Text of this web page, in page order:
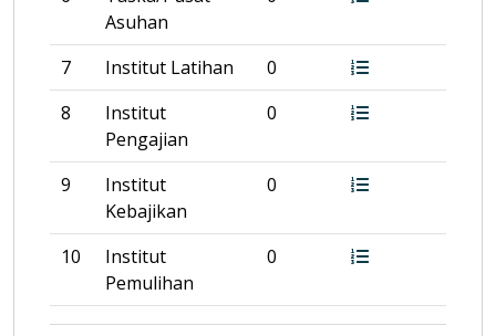
Asuhan
7 Institut Latihan
0
8
Institut
Pengajian
0
9
Institut
Kebajikan
0
10
Institut
Pemulihan
0